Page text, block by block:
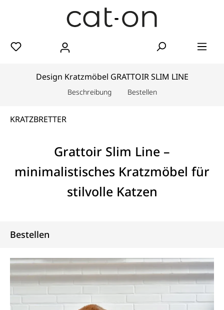
Design Kratzmöbel GRATTOIR SLIM LINE
Beschreibung Bestellen
KRATZBRETTER
Grattoir Slim Line –
minimalistisches Kratzmöbel für
stilvolle Katzen
Bestellen
Bildergalerie überspringen